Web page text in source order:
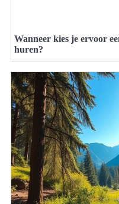
Wanneer kies je ervoor
huren?